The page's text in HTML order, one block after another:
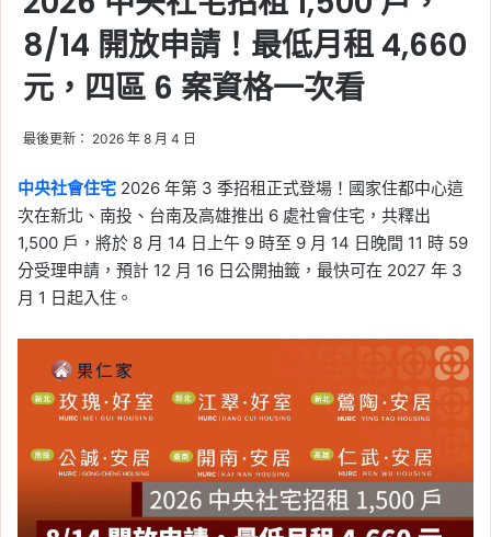
買永久居住權、房價約市
價 5 至 6 成，中央疑慮一
次看
2026-05-30
Joeman 開箱陶朱隱
園！信義區 12 億豪宅 5
大設計亮點一次看
樂屋網, 陶朱隱園
輝達台灣大徵才！星群總
部 2030 啟用，近百職
缺、薪資待遇一次看
Tag:NVIDIA Constellation, NVIDIA 台
灣, NVIDIA 徵才, 輝達台灣大徵才, 輝達
8/14 開放申請！最低月租 4,660
元，四區 6 案資格一次看
最後更新： 2026 年 8 月 4 日
中央社會住宅 2026 年第 3 季招租正式登場！國家住都中心這
次在新北、南投、台南及高雄推出 6 處社會住宅，共釋出
1,500 戶，將於 8 月 14 日上午 9 時至 9 月 14 日晚間 11 時 59
分受理申請，預計 12 月 16 日公開抽籤，最快可在 2027 年 3
月 1 日起入住。